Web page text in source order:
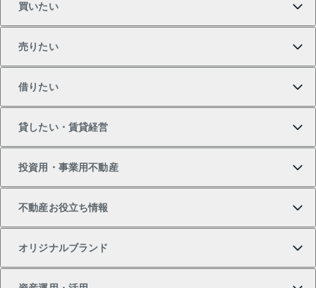
買いたい
新築・分譲マンションの購入
中古マンションの購入
売りたい
マンションの売却・査定
一戸建ての売却・査定
借りたい
借りたいTOP
物件を借りる
貸したい・賃貸経営
貸したいTOP
投資用・事業用不動産
不動産お役立ち情報
オリジナルブランド